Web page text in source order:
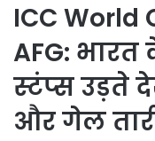
ICC World
AFG:
स्‍टंप्‍स उड़ते
और गेल